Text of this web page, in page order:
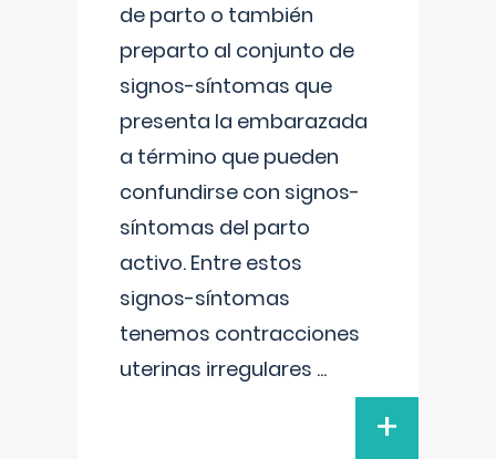
de parto o también
preparto al conjunto de
signos-síntomas que
presenta la embarazada
a término que pueden
confundirse con signos-
síntomas del parto
activo. Entre estos
signos-síntomas
tenemos contracciones
uterinas irregulares ...
+